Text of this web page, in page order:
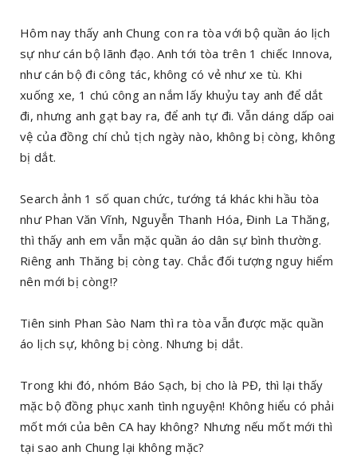
Hôm nay thấy anh Chung con ra tòa với bộ quần áo lịch
sự như cán bộ lãnh đạo. Anh tới tòa trên 1 chiếc Innova,
như cán bộ đi công tác, không có vẻ như xe tù. Khi
xuống xe, 1 chú công an nắm lấy khuỷu tay anh để dắt
đi, nhưng anh gạt bay ra, để anh tự đi. Vẫn dáng dấp oai
vệ của đồng chí chủ tịch ngày nào, không bị còng, không
bị dắt.
Search ảnh 1 số quan chức, tướng tá khác khi hầu tòa
như Phan Văn Vĩnh, Nguyễn Thanh Hóa, Đinh La Thăng,
thì thấy anh em vẫn mặc quần áo dân sự bình thường.
Riêng anh Thăng bị còng tay. Chắc đối tượng nguy hiểm
nên mới bị còng!?
Tiên sinh Phan Sào Nam thì ra tòa vẫn được mặc quần
áo lịch sự, không bị còng. Nhưng bị dắt.
Trong khi đó, nhóm Báo Sạch, bị cho là PĐ, thì lại thấy
mặc bộ đồng phục xanh tình nguyện! Không hiểu có phải
mốt mới của bên CA hay không? Nhưng nếu mốt mới thì
tại sao anh Chung lại không mặc?